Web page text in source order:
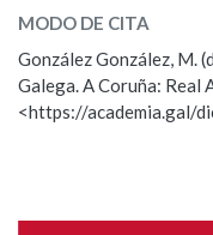
BUSCAR NO
Nas definicións
Observación
Nome
MODO DE CITA
González González, M.
Galega. A Coruña: Real
<https://academia.gal/